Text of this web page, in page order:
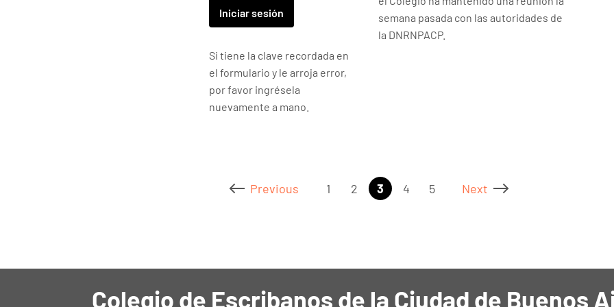
Si tiene la clave recordada en
el formulario y le arroja error,
por favor ingrésela
nuevamente a mano.
semana pasada con las autoridades de
la DNRNPACP.
Previous 1 2 3 4 5 Next
Colegio de Escribanos de la Ciudad de Buenos